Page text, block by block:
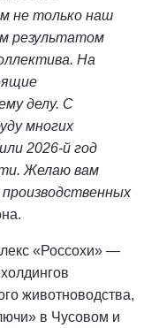
не только наш
результатом
На
делу. С
многих
2026-й год
Желаю вам
производственных
«Россохи» —
животноводства,
в Чусовом и